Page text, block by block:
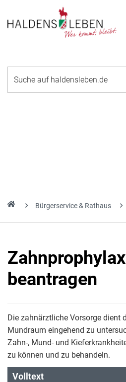
Bürgerservice & Rathaus
beantragen
Die zahnärztliche Vorsorge dient
Mundraum eingehend zu
Zahn-, Mund- und
zu können und zu behandeln.
Volltext